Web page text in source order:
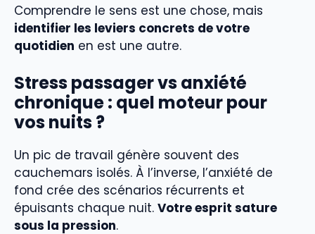
Comprendre le sens est une chose, mais
identifier les leviers concrets de votre
quotidien en est une autre.
Stress passager vs anxiété
chronique : quel moteur pour
vos nuits ?
Un pic de travail génère souvent des
cauchemars isolés. À l’inverse, l’anxiété de
fond crée des scénarios récurrents et
épuisants chaque nuit. Votre esprit sature
sous la pression.